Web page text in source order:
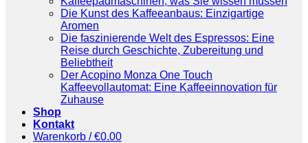
Die Kunst des Kaffeeanbaus: Einzigartige
Aromen
Die faszinierende Welt des Espressos: Eine
Reise durch Geschichte, Zubereitung und
Beliebtheit
Der Acopino Monza One Touch
Kaffeevollautomat: Eine Kaffeeinnovation für
Zuhause
Shop
Kontakt
Warenkorb /€0.00